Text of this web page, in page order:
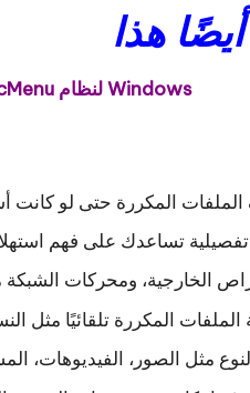
تنزيل ClassicMenu لنظام Windows